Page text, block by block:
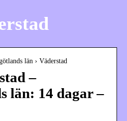
län › Väderstad
–
län: 14 dagar –